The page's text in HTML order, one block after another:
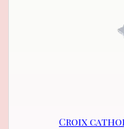
Croix